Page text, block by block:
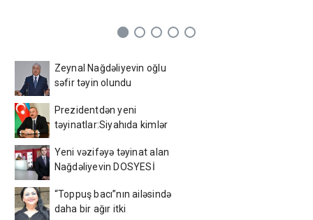
Zeynal Nağdəliyevin oğlu
səfir təyin olundu
Prezidentdən yeni
təyinatlar:Siyahıda kimlər
Yeni vəzifəyə təyinat alan
Nağdəliyevin DOSYESİ
“Toppuş bacı”nın ailəsində
daha bir ağır itki